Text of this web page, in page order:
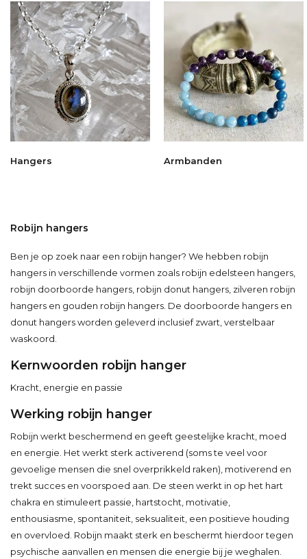
Hangers Armbanden
Robijn hangers
Ben je op zoek naar een robijn hanger? We hebben robijn
hangers in verschillende vormen zoals robijn edelsteen hangers,
robijn doorboorde hangers, robijn donut hangers, zilveren robijn
hangers en gouden robijn hangers. De doorboorde hangers en
donut hangers worden geleverd inclusief zwart, verstelbaar
waskoord.
Kernwoorden robijn hanger
Kracht, energie en passie
Werking robijn hanger
Robijn werkt beschermend en geeft geestelijke kracht, moed
en energie. Het werkt sterk activerend (soms te veel voor
gevoelige mensen die snel overprikkeld raken), motiverend en
trekt succes en voorspoed aan. De steen werkt in op het hart
chakra en stimuleert passie, hartstocht, motivatie,
enthousiasme, spontaniteit, seksualiteit, een positieve houding
en overvloed. Robijn maakt sterk en beschermt hierdoor tegen
psychische aanvallen en mensen die energie bij je weghalen.